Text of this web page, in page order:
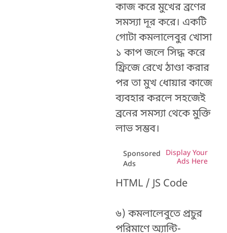
কাজ করে মুখের ব্রণের
সমস্যা দূর করে। একটি
গোটা কমলালেবুর খোসা
১ কাপ জলে সিদ্ধ করে
ফ্রিজে রেখে ঠাণ্ডা করার
পর তা মুখ ধোয়ার কাজে
ব্যবহার করলে সহজেই
ব্রনের সমস্যা থেকে মুক্তি
লাভ সম্ভব।
Sponsored
Ads
Display Your
Ads Here
HTML / JS Code
৬) কমলালেবুতে প্রচুর
পরিমাণে অ্যান্টি-